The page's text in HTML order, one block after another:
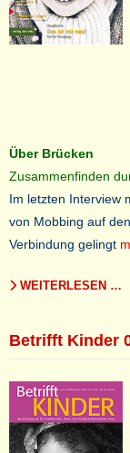
Über Brücken
Zusammenfinden
Im letzten Interview
von Mobbing auf
Verbindung gelingt
WEITERLESEN …
Betrifft Kinder